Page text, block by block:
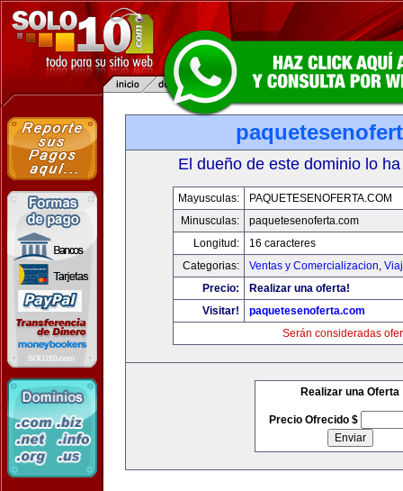
El dueño de este dominio lo
Mayusculas:
PAQUETESENOFERTA.COM
Minusculas:
paquetesenoferta.com
Longitud:
16 caracteres
Categorias:
Ventas y Comercializacion,
Precio:
Realizar una oferta!
Visitar!
paquetesenoferta.com
Serán consideradas
Realizar una Oferta
Precio Ofrecido $